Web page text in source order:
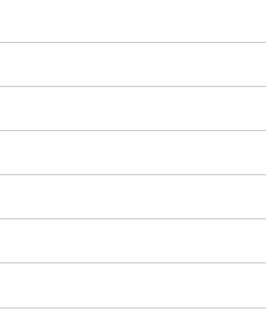
攻略動画まとめ
眠りたての愛 攻略動画まとめ
とめ